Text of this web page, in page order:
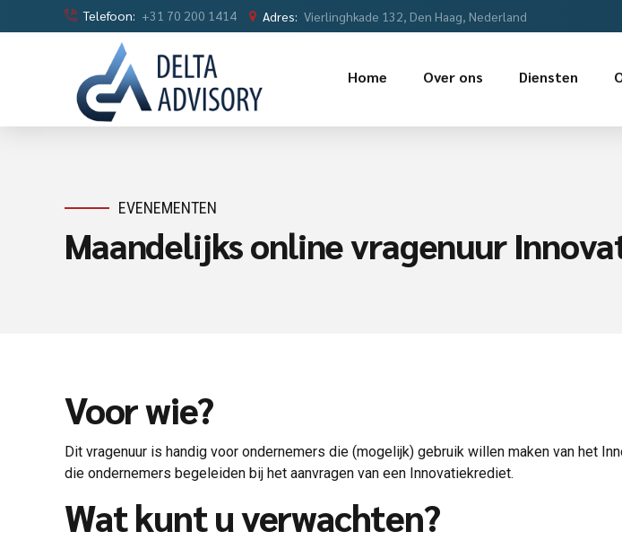
Telefoon: +31 70 200 1414 Adres: Vierlinghkade 132, Den Haag, Nederland
Home Over ons Diensten
EVENEMENTEN
Maandelijks online vragenuur
Voor wie?
Dit vragenuur is handig voor ondernemers die (mogelijk) gebruik willen maken van het
die ondernemers begeleiden bij het aanvragen van een Innovatiekrediet.
Wat kunt u verwachten?